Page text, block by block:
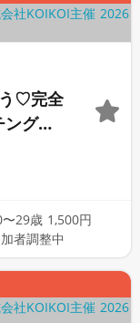
う♡完全
グコ
29歳 1,500円
者調整中